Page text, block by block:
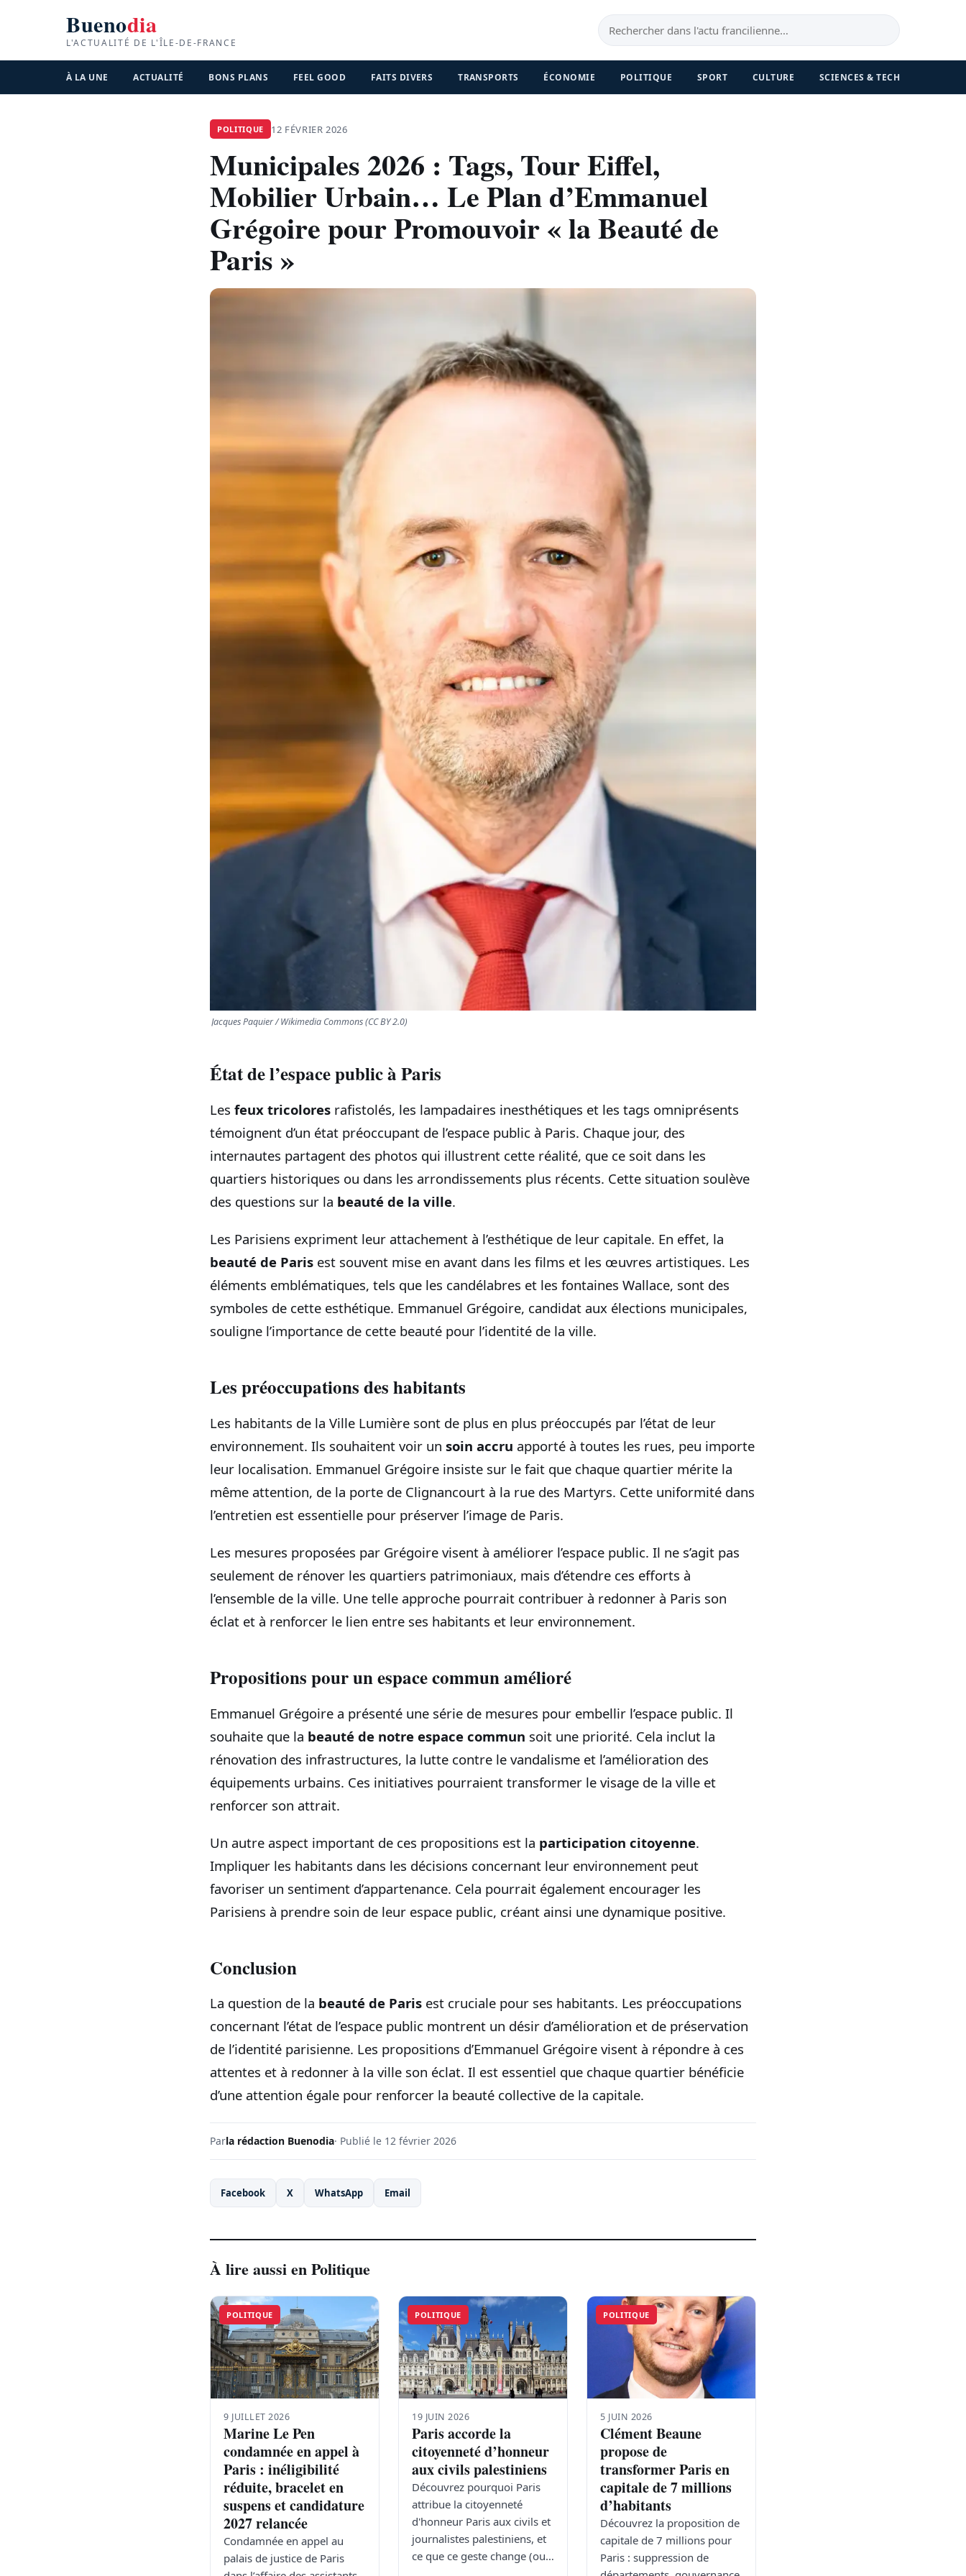
Buenodia
L'ACTUALITÉ DE L'ÎLE-DE-FRANCE
À LA UNE ACTUALITÉ BONS PLANS FEEL GOOD FAITS DIVERS TRANSPORTS ÉCONOMIE POLITIQUE SPORT CULTURE SCIENCES & TECH
POLITIQUE 12 FÉVRIER 2026
Municipales 2026 : Tags, Tour Eiffel,
Mobilier Urbain… Le Plan d’Emmanuel
Grégoire pour Promouvoir « la Beauté de
Paris »
Jacques Paquier / Wikimedia Commons (CC BY 2.0)
État de l’espace public à Paris
Les feux tricolores rafistolés, les lampadaires inesthétiques et les tags omniprésents
témoignent d’un état préoccupant de l’espace public à Paris. Chaque jour, des
internautes partagent des photos qui illustrent cette réalité, que ce soit dans les
quartiers historiques ou dans les arrondissements plus récents. Cette situation soulève
des questions sur la beauté de la ville.
Les Parisiens expriment leur attachement à l’esthétique de leur capitale. En effet, la
beauté de Paris est souvent mise en avant dans les films et les œuvres artistiques. Les
éléments emblématiques, tels que les candélabres et les fontaines Wallace, sont des
symboles de cette esthétique. Emmanuel Grégoire, candidat aux élections municipales,
souligne l’importance de cette beauté pour l’identité de la ville.
Les préoccupations des habitants
Les habitants de la Ville Lumière sont de plus en plus préoccupés par l’état de leur
environnement. Ils souhaitent voir un soin accru apporté à toutes les rues, peu importe
leur localisation. Emmanuel Grégoire insiste sur le fait que chaque quartier mérite la
même attention, de la porte de Clignancourt à la rue des Martyrs. Cette uniformité dans
l’entretien est essentielle pour préserver l’image de Paris.
Les mesures proposées par Grégoire visent à améliorer l’espace public. Il ne s’agit pas
seulement de rénover les quartiers patrimoniaux, mais d’étendre ces efforts à
l’ensemble de la ville. Une telle approche pourrait contribuer à redonner à Paris son
éclat et à renforcer le lien entre ses habitants et leur environnement.
Propositions pour un espace commun amélioré
Emmanuel Grégoire a présenté une série de mesures pour embellir l’espace public. Il
souhaite que la beauté de notre espace commun soit une priorité. Cela inclut la
rénovation des infrastructures, la lutte contre le vandalisme et l’amélioration des
équipements urbains. Ces initiatives pourraient transformer le visage de la ville et
renforcer son attrait.
Un autre aspect important de ces propositions est la participation citoyenne.
Impliquer les habitants dans les décisions concernant leur environnement peut
favoriser un sentiment d’appartenance. Cela pourrait également encourager les
Parisiens à prendre soin de leur espace public, créant ainsi une dynamique positive.
Conclusion
La question de la beauté de Paris est cruciale pour ses habitants. Les préoccupations
concernant l’état de l’espace public montrent un désir d’amélioration et de préservation
de l’identité parisienne. Les propositions d’Emmanuel Grégoire visent à répondre à ces
attentes et à redonner à la ville son éclat. Il est essentiel que chaque quartier bénéficie
d’une attention égale pour renforcer la beauté collective de la capitale.
Parla rédaction Buenodia· Publié le 12 février 2026
Facebook X WhatsApp Email
À lire aussi en Politique
POLITIQUE
9 JUILLET 2026
Marine Le Pen
condamnée en appel à
Paris : inéligibilité
réduite, bracelet en
suspens et candidature
2027 relancée
Condamnée en appel au
palais de justice de Paris
POLITIQUE
19 JUIN 2026
Paris accorde la
citoyenneté d’honneur
aux civils palestiniens
Découvrez pourquoi Paris
attribue la citoyenneté
d'honneur Paris aux civils et
journalistes palestiniens, et
ce que ce geste change (ou…
POLITIQUE
5 JUIN 2026
Clément Beaune
propose de
transformer Paris en
capitale de 7 millions
d’habitants
Découvrez la proposition de
capitale de 7 millions pour
Paris : suppression de